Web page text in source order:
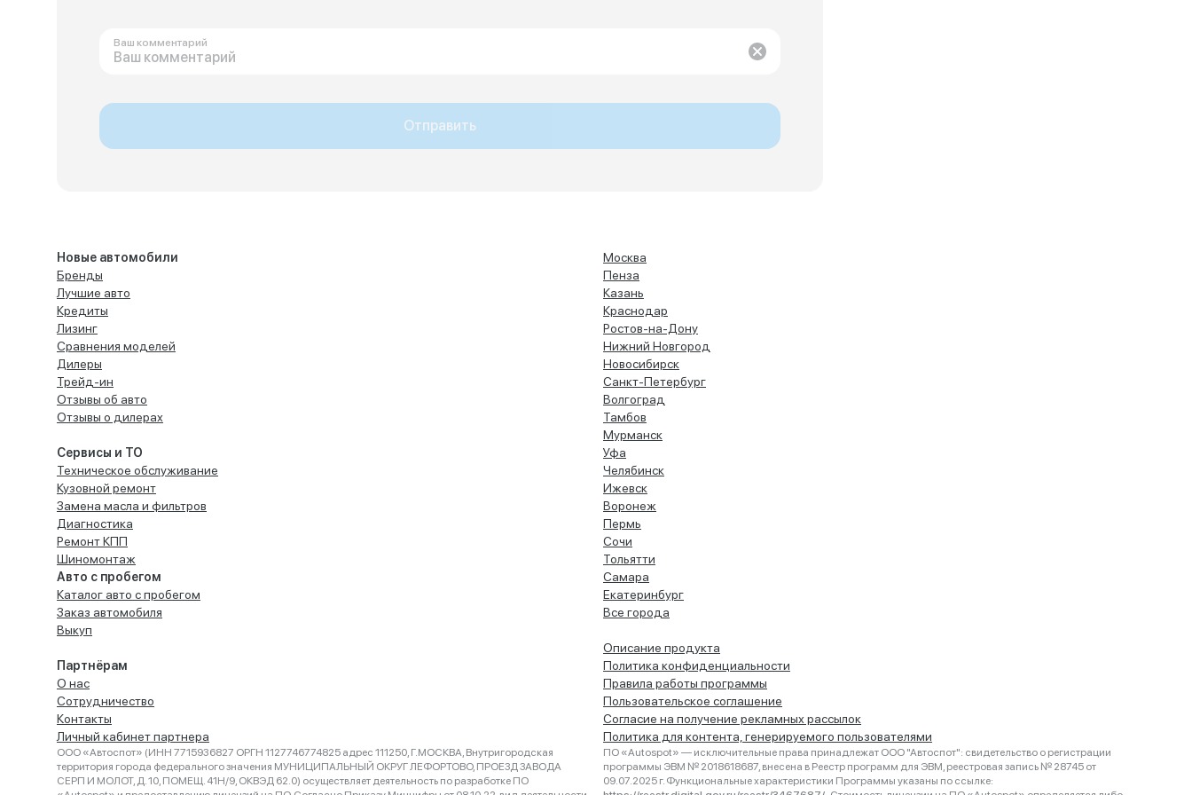
Ваш комментарий
Отправить
Новые автомобили
Бренды
Лучшие авто
Кредиты
Лизинг
Сравнения моделей
Дилеры
Трейд-ин
Отзывы об авто
Отзывы о дилерах
Сервисы и ТО
Техническое обслуживание
Кузовной ремонт
Замена масла и фильтров
Диагностика
Ремонт КПП
Шиномонтаж
Авто с пробегом
Каталог авто с пробегом
Заказ автомобиля
Выкуп
Партнёрам
О нас
Сотрудничество
Контакты
Личный кабинет партнера
Москва
Пенза
Казань
Краснодар
Ростов-на-Дону
Нижний Новгород
Новосибирск
Санкт-Петербург
Волгоград
Тамбов
Мурманск
Уфа
Челябинск
Ижевск
Воронеж
Пермь
Сочи
Тольятти
Самара
Екатеринбург
Все города
Описание продукта
Политика конфиденциальности
Правила работы программы
Пользовательское соглашение
Согласие на получение рекламных рассылок
Политика для контента, генерируемого пользователями
ООО «Автоспот» (ИНН 7715936827 ОРГН 1127746774825 адрес 111250, Г.МОСКВА, Внутригородская
территория города федерального значения МУНИЦИПАЛЬНЫЙ ОКРУГ ЛЕФОРТОВО, ПРОЕЗД ЗАВОДА
СЕРП И МОЛОТ, Д. 10, ПОМЕЩ. 41Н/9, ОКВЭД 62.0) осуществляет деятельность по разработке ПО
ПО «Autospot» — исключительные права принадлежат ООО "Автоспот": свидетельство о регистрации
программы ЭВМ № 2018618687, внесена в Реестр программ для ЭВМ, реестровая запись № 28745 от
09.07.2025 г. Функциональные характеристики Программы указаны по ссылке: